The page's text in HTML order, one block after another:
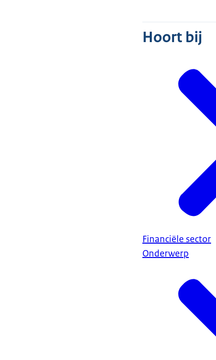
Hoort bij
Financiële sector
Onderwerp